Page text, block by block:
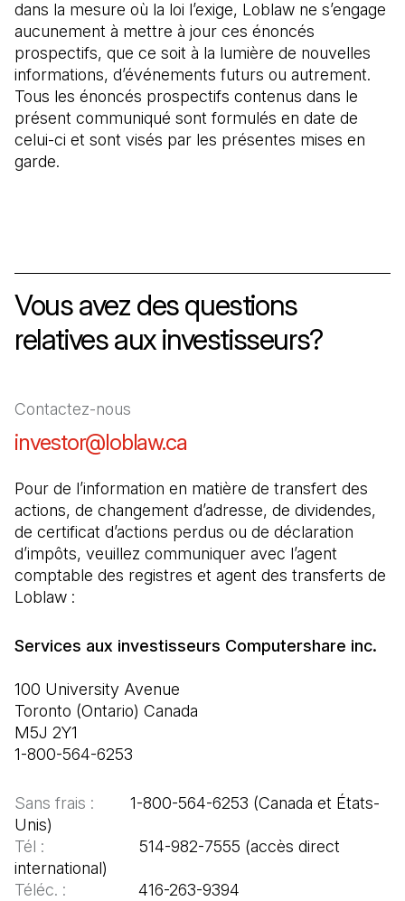
dans la mesure où la loi l’exige, Loblaw ne s’engage
aucunement à mettre à jour ces énoncés
prospectifs, que ce soit à la lumière de nouvelles
informations, d’événements futurs ou autrement.
Tous les énoncés prospectifs contenus dans le
présent communiqué sont formulés en date de
celui-ci et sont visés par les présentes mises en
garde.
Vous avez des questions
relatives aux investisseurs?
Contactez-nous
investor@loblaw.ca
Pour de l’information en matière de transfert des
actions, de changement d’adresse, de dividendes,
de certificat d’actions perdus ou de déclaration
d’impôts, veuillez communiquer avec l’agent
comptable des registres et agent des transferts de
Loblaw :
100 University Avenue
Toronto (Ontario) Canada
M5J 2Y1
1-800-564-6253
Sans frais :
      1-800-564-6253 (Canada et États-
Tél :
                   514-982-7555 (accès direct
Téléc. :